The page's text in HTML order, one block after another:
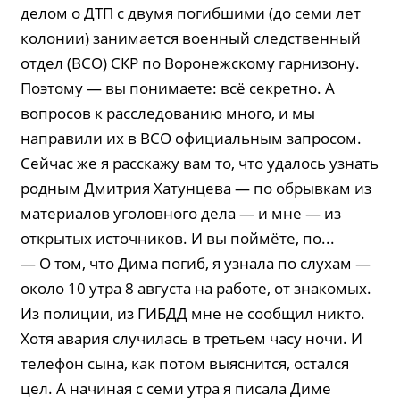
делом о ДТП с двумя погибшими (до семи лет
колонии) занимается военный следственный
отдел (ВСО) СКР по Воронежскому гарнизону.
Поэтому — вы понимаете: всё секретно. А
вопросов к расследованию много, и мы
направили их в ВСО официальным запросом.
Сейчас же я расскажу вам то, что удалось узнать
родным Дмитрия Хатунцева — по обрывкам из
материалов уголовного дела — и мне — из
открытых источников. И вы поймёте, по...
— О том, что Дима погиб, я узнала по слухам —
около 10 утра 8 августа на работе, от знакомых.
Из полиции, из ГИБДД мне не сообщил никто.
Хотя авария случилась в третьем часу ночи. И
телефон сына, как потом выяснится, остался
цел. А начиная с семи утра я писала Диме